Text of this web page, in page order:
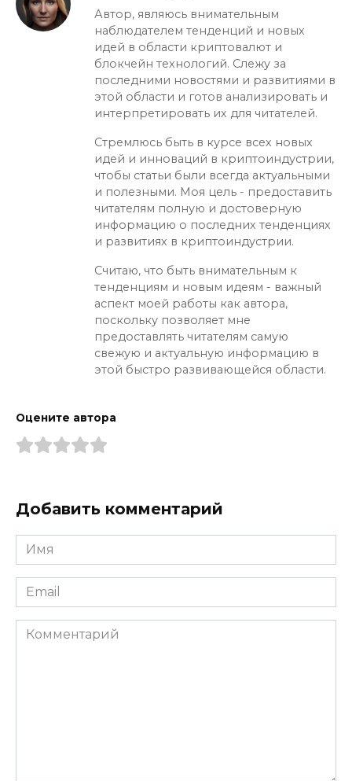
Автор, являюсь внимательным
наблюдателем тенденций и новых
идей в области криптовалют и
блокчейн технологий. Слежу за
последними новостями и развитиями в
этой области и готов анализировать и
интерпретировать их для читателей.
Стремлюсь быть в курсе всех новых
идей и инноваций в криптоиндустрии,
чтобы статьи были всегда актуальными
и полезными. Моя цель - предоставить
читателям полную и достоверную
информацию о последних тенденциях
и развитиях в криптоиндустрии.
Считаю, что быть внимательным к
тенденциям и новым идеям - важный
аспект моей работы как автора,
поскольку позволяет мне
предоставлять читателям самую
свежую и актуальную информацию в
этой быстро развивающейся области.
Оцените автора
Добавить комментарий
Имя
*
Email
*
Комментарий